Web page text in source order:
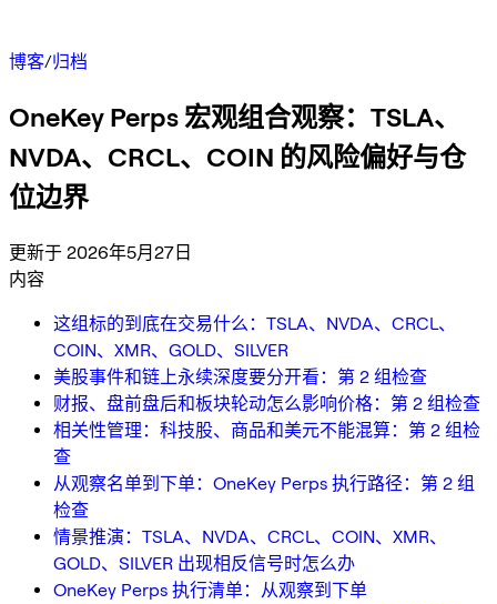
博客/归档
OneKey Perps 宏观组合观察：TSLA、
NVDA、CRCL、COIN 的风险偏好与仓
位边界
更新于 2026年5月27日
内容
这组标的到底在交易什么：TSLA、NVDA、CRCL、
COIN、XMR、GOLD、SILVER
美股事件和链上永续深度要分开看：第 2 组检查
财报、盘前盘后和板块轮动怎么影响价格：第 2 组检查
相关性管理：科技股、商品和美元不能混算：第 2 组检
查
从观察名单到下单：OneKey Perps 执行路径：第 2 组
检查
情景推演：TSLA、NVDA、CRCL、COIN、XMR、
GOLD、SILVER 出现相反信号时怎么办
OneKey Perps 执行清单：从观察到下单